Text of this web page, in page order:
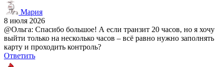
Мария
8 июля 2026
@Ольга: Спасибо большое! А если транзит 20 часов, но я хочу
выйти только на несколько часов – всё равно нужно заполнять
карту и проходить контроль?
Ответить